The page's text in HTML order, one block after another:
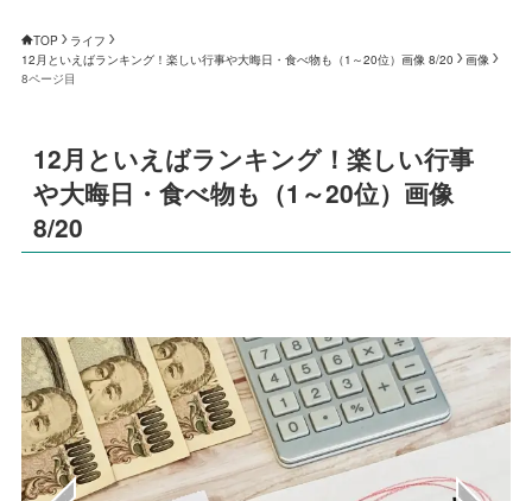
TOP
ライフ
12月といえばランキング！楽しい行事や大晦日・食べ物も（1～20位）画像 8/20
画像
8ページ目
12月といえばランキング！楽しい行事
や大晦日・食べ物も（1～20位）画像
8/20